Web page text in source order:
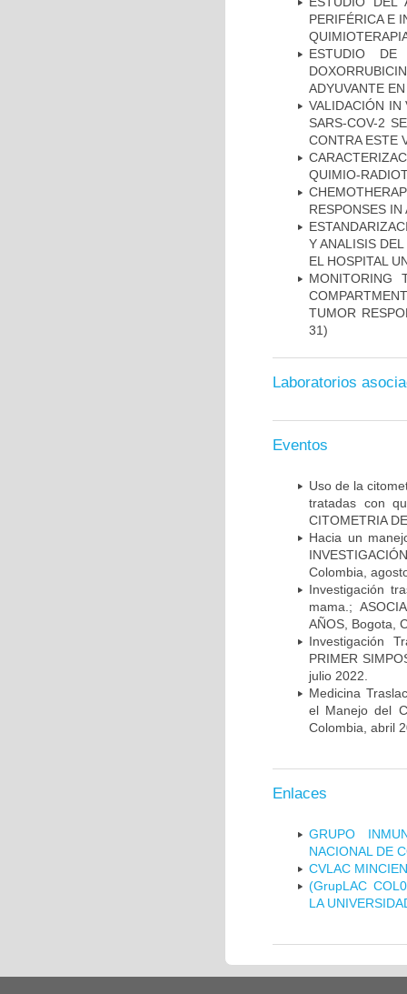
PERIFÉRICA E
ESTUDIO DE
ADYUVANTE
VALIDACIÓN IN
SARS-COV-2
CONTRA ESTE
QUIMIO-
RESPONSES IN
Y ANALISIS
EL HOSPITAL
MONITORING
TUMOR
31)
Laboratorios
Eventos
Uso de la
tratadas con
CITOMETRIA
Hacia un
Colombia,
Investigación
mama.;
AÑOS, Bogota,
Investigación
PRIMER
julio 2022.
Medicina
el Manejo del
Colombia, abril
Enlaces
GRUPO
NACIONAL DE
CVLAC
(GrupLAC
LA